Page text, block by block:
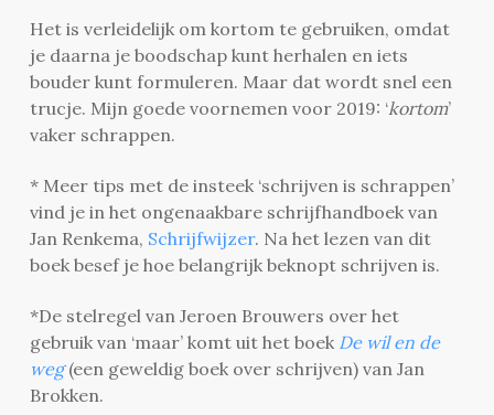
Het is verleidelijk om kortom te gebruiken, omdat
je daarna je boodschap kunt herhalen en iets
bouder kunt formuleren. Maar dat wordt snel een
trucje. Mijn goede voornemen voor 2019: ‘kortom’
vaker schrappen.
* Meer tips met de insteek ‘schrijven is schrappen’
vind je in het ongenaakbare schrijfhandboek van
Jan Renkema, Schrijfwijzer. Na het lezen van dit
boek besef je hoe belangrijk beknopt schrijven is.
*De stelregel van Jeroen Brouwers over het
gebruik van ‘maar’ komt uit het boek De wil en de
weg (een geweldig boek over schrijven) van Jan
Brokken.